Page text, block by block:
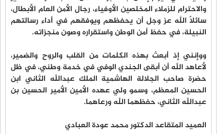
والاحترام للزملاء المخلصين الأوفياء، رجال الأمن العام الأبطال،
سائلاً الله عز وجل أن يحفظهم ويوفقهم في أداء رسالتهم
النبيلة، في حفظ أمن الوطن واستقراره وصون منجزاته.
ووإنني إذ أبعث بهذه الكلمات من القلب والروح والضمير،
لأعاهد الله أن أبقى الجندي الوفي في خدمة وطني، في ظل
حضرة صاحب الجلالة الهاشمية الملك عبدالله الثاني ابن
الحسين المعظم، وسمو ولي عهده الأمين الأمير الحسين بن
عبدالله الثاني، حفظهما الله ورعاهما.
العميد المتقاعد الدكتور محمد عودة العبادي